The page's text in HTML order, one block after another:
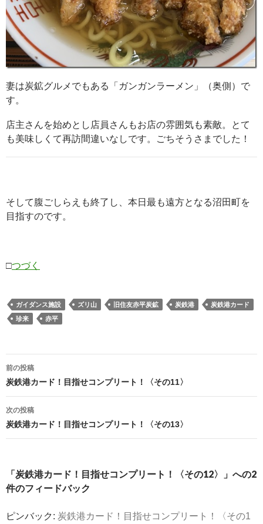
妻は炭鉱グルメでもある「ガンガンラーメン」（奥側）で
す。
店主さんを始めとし店員さんもお店の雰囲気も素敵。とて
も美味しくて再訪間違いなしです。ごちそうさまでした！
そして腹ごしらえも終了し、本日最も遠方となる沼田町を
目指すのです。
□つづく
ガイダンス施設 ズリ山 旧住友赤平炭鉱 炭鉄港
炭鉄港カード
珍来
赤平
稿
ビ
ゲ
ー
ョ
ン
前の投稿
炭鉄港カード！目指せコンプリート！〈その11〉
次の投稿
炭鉄港カード！目指せコンプリート！〈その13〉
「炭鉄港カード！目指せコンプリート！〈その12〉」への2
件のフィードバック
ピンバック: 炭鉄港カード！目指せコンプリート！〈その1